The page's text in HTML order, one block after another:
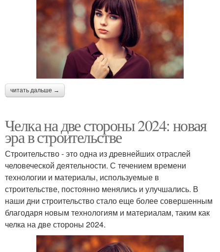
читать дальше →
Челка на две стороны 2024: новая
эра в строительстве
Строительство - это одна из древнейших отраслей
человеческой деятельности. С течением времени
технологии и материалы, используемые в
строительстве, постоянно менялись и улучшались. В
наши дни строительство стало еще более совершенным
благодаря новым технологиям и материалам, таким как
челка на две стороны 2024.